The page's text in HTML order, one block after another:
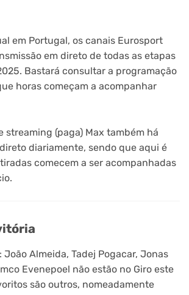
em Portugal, os canais Eurosport
em direto de todas as etapas
Bastará consultar a programação
horas começam a acompanhar
streaming (paga) Max também há
diariamente, sendo que aqui é
comecem a ser acompanhadas
Almeida, Tadej Pogacar, Jonas
Evenepoel não estão no Giro este
são outros, nomeadamente